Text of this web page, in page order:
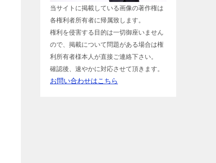
当サイトに掲載している画像の著作権は
各権利者所有者に帰属致します。
権利を侵害する目的は一切御座いません
ので、掲載について問題がある場合は権
利所有者様本人が直接ご連絡下さい。
確認後、速やかに対応させて頂きます。
お問い合わせはこちら